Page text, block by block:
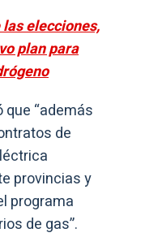
elecciones,
plan para
que “además
de
provincias y
programa
de gas”.